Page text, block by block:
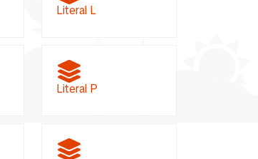
Literal L
Literal P